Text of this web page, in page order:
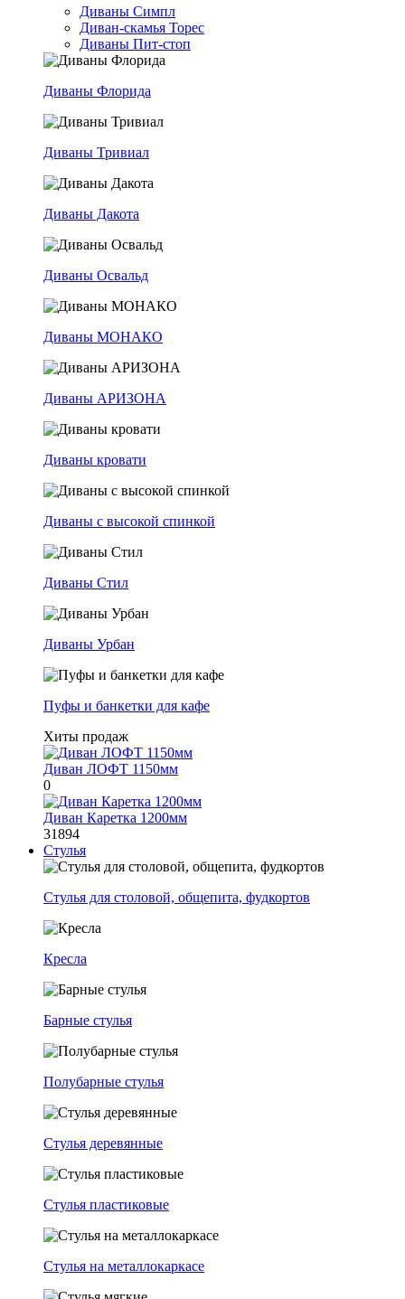
Диваны Симпл
Диван-скамья Торес
Диваны Пит-стоп
Диваны Флорида
Диваны Тривиал
Диваны Дакота
Диваны Освальд
Диваны МОНАКО
Диваны АРИЗОНА
Диваны кровати
Диваны с высокой спинкой
Диваны Стил
Диваны Урбан
Пуфы и банкетки для кафе
Хиты продаж
Диван ЛОФТ 1150мм
0
Диван Каретка 1200мм
31894
Стулья
Стулья для столовой, общепита, фудкортов
Кресла
Барные стулья
Полубарные стулья
Стулья деревянные
Стулья пластиковые
Стулья на металлокаркасе